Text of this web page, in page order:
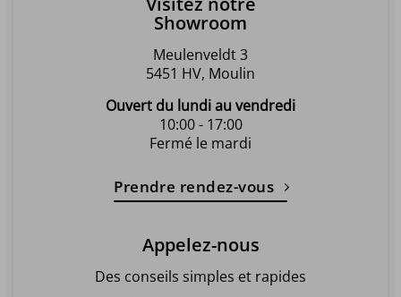
Showroom
Meulenveldt 3
5451 HV, Moulin
Ouvert du lundi au vendredi
10:00 - 17:00
Fermé le mardi
Prendre rendez-vous
Appelez-nous
Des conseils simples et rapides